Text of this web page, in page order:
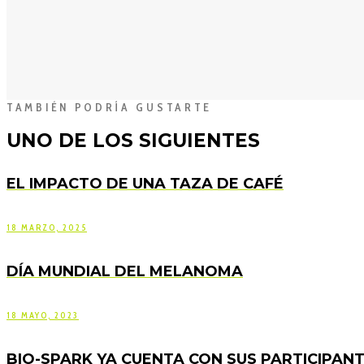
TAMBIÉN PODRÍA GUSTARTE
UNO DE LOS SIGUIENTES
EL IMPACTO DE UNA TAZA DE CAFÉ
18 MARZO, 2025
DÍA MUNDIAL DEL MELANOMA
18 MAYO, 2023
BIO-SPARK YA CUENTA CON SUS